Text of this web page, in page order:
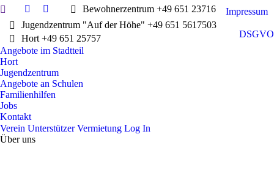
Search:
Facebook
page
opens
in
new
window
Instagram
page
opens
in
new
window
Bewohnerzentrum +49 651 23716
Jugendzentrum "Auf der Höhe" +49 651 5617503
Hort +49 651 25757
Impressum
DSGVO
Angebote im Stadtteil
Hort
Jugendzentrum
Angebote an Schulen
Familienhilfen
Jobs
Kontakt
Verein Unterstützer Vermietung Log In
Über uns